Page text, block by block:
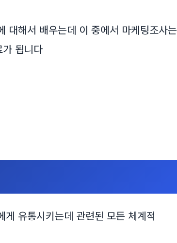
대해서 배우는데 이 중에서 마케팅조사는
됩니다
유통시키는데 관련된 모든 체계적